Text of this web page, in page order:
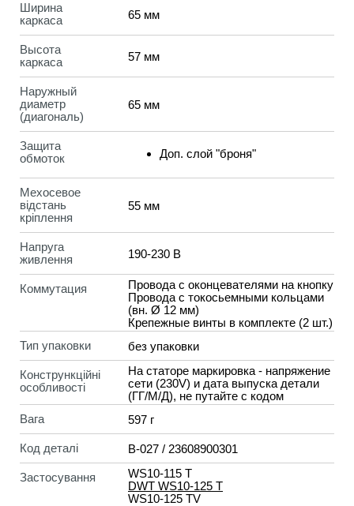
Ширина
каркаса
65 мм
Высота
каркаса
57 мм
Наружный
диаметр
(диагональ)
65 мм
Защита
обмоток
Доп. слой "броня"
Мехосевое
відстань
кріплення
55 мм
Напруга
живлення
190-230 B
Коммутация
Провода с оконцевателями на кнопку
Провода с токосьемными кольцами
(вн. Ø 12 мм)
Крепежные винты в комплекте (2 шт.)
Тип упаковки
без упаковки
Констрункційні
особливості
На статоре маркировка - напряжение
сети (230V) и дата выпуска детали
(ГГ/М/Д), не путайте с кодом
Вага
597 г
Код деталі B-027 / 23608900301
Застосування
WS10-115 T
DWT WS10-125 T
WS10-125 TV